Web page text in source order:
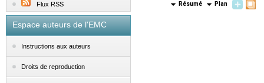
Flux RSS
Espace auteurs de l'EMC
Instructions aux auteurs
Droits de reproduction
Résumé Plan